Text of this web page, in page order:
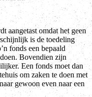
aangetast omdat het geen
is de toedeling
fonds een bepaald
Bovendien zijn
Een fonds moet dan
om zaken te doen met
gewoon even naar een